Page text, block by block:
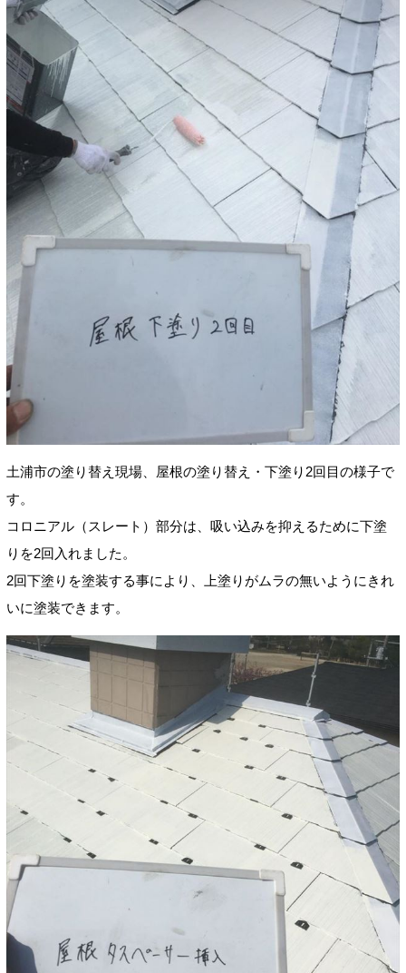
土浦市の塗り替え現場、屋根の塗り替え・下塗り2回目の様子で
す。
コロニアル（スレート）部分は、吸い込みを抑えるために下塗
りを2回入れました。
2回下塗りを塗装する事により、上塗りがムラの無いようにきれ
いに塗装できます。